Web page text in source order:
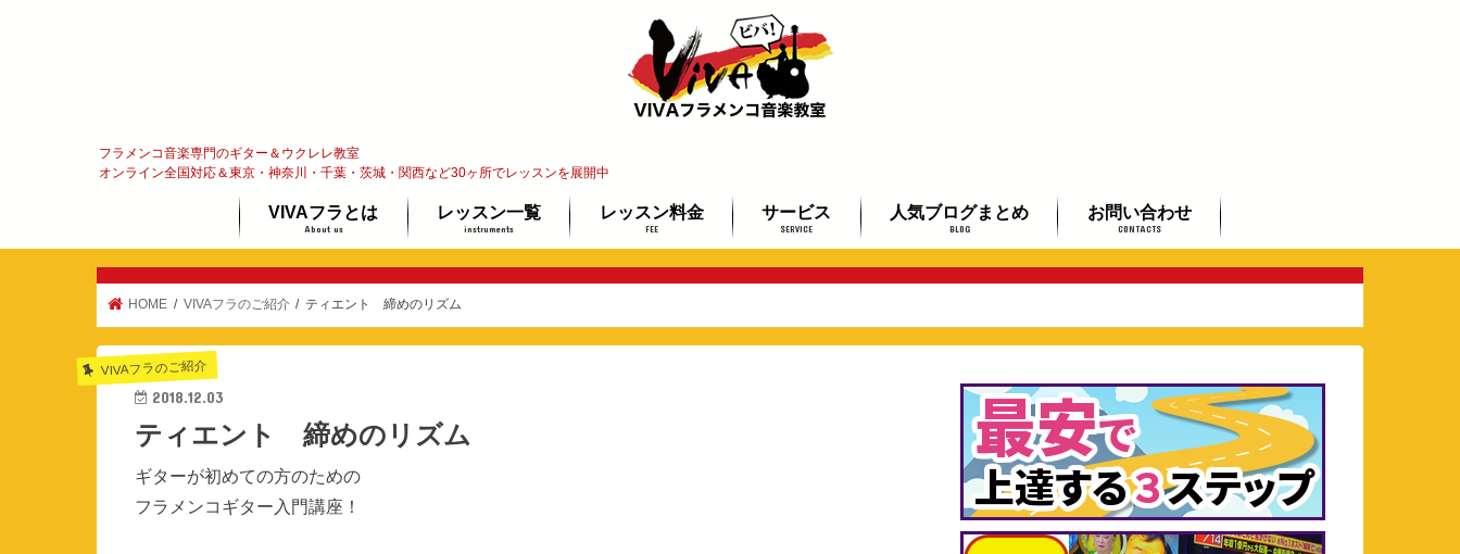
フラメンコ音楽専門のギター＆ウクレレ教室
オンライン全国対応＆東京・神奈川・千葉・茨城・関西など30ヶ所でレッスンを展開中
VIVAフラとは
About us
フラメンコってな〜に？
代表メッセージ
レッスン一覧
instruments
オンラインレッスン
ギター教室
ウクレレ教室
体験レッスン
レッスン料金
FEE
講師紹介
レッスン場所ご案内
サービス
SERVICE
イベント情報
教材ミュージアム
フラメンコギター検定
最安で上達する3ステップ
人気ブログまとめ
BLOG
未経験者＆初心者まとめ
ギター経験者まとめ
プロを目指したい方まとめ
お問い合わせ
CONTACTS
よくあるご質問
全国のギタリストご紹介
芸術鑑賞会承ります
動画で学べるフラメンコ入門
講座
HOME VIVAフラのご紹介 ティエント 締めのリズム
VIVAフラのご紹介
2018.12.03
ティエント 締めのリズム
ギターが初めての方のための
フラメンコギター入門講座！